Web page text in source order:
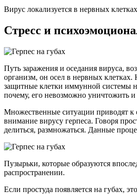
Вирус локализуется в нервных
Стресс и
Путь заражения и оседания вируса,
организм, он осел в нервных
защитные клетки иммунной системы
почему, его невозможно уничтожить
Множественные ситуации приводят к
внимание вирусу герпеса. Говоря
делиться, размножаться. Данные
Пузырьки, которые образуются
распространении.
Если простуда появляется на губах,